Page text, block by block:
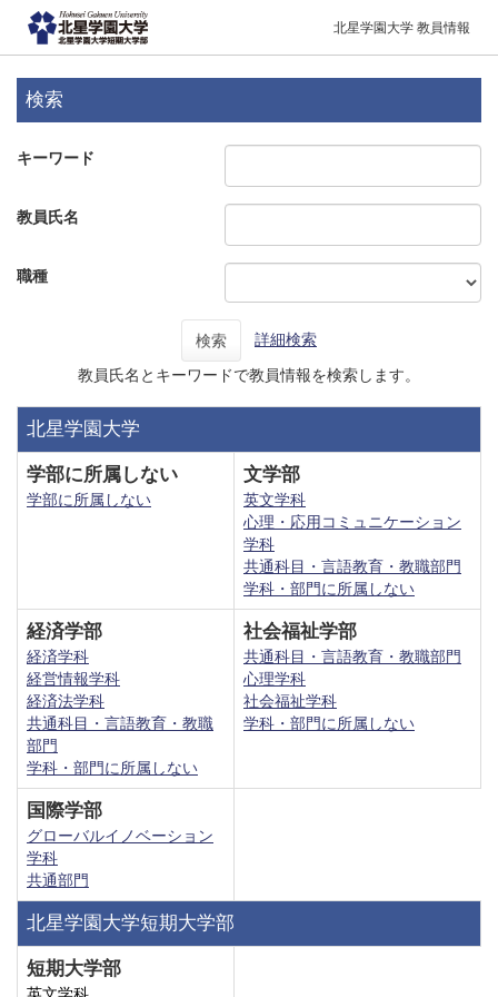
北星学園大学 教員情報
検索
キーワード
教員氏名
職種
検索 詳細検索
教員氏名とキーワードで教員情報を検索します。
北星学園大学
学部に所属しない
学部に所属しない
文学部
英文学科
心理・応用コミュニケーション
学科
共通科目・言語教育・教職部門
学科・部門に所属しない
経済学部
経済学科
経営情報学科
経済法学科
共通科目・言語教育・教職
部門
学科・部門に所属しない
社会福祉学部
共通科目・言語教育・教職部門
心理学科
社会福祉学科
学科・部門に所属しない
国際学部
グローバルイノベーション
学科
共通部門
北星学園大学短期大学部
短期大学部